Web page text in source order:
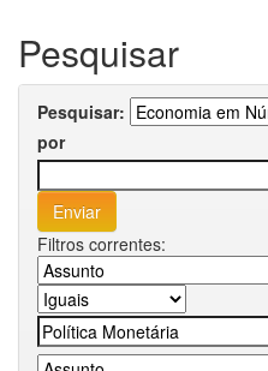
Pesquisar
Pesquisar:
por
Filtros correntes: